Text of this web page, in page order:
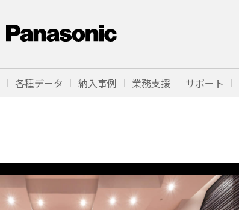
各種データ 納入事例 業務支援 サポート